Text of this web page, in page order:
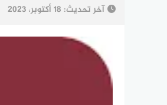
آخر تحديث: 18 أكتوبر، 2023